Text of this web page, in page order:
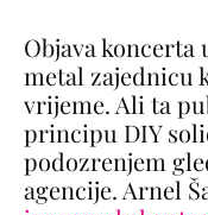
Objava koncerta
metal zajednicu
vrijeme. Ali ta
principu DIY
podozrenjem
agencije. Arnel